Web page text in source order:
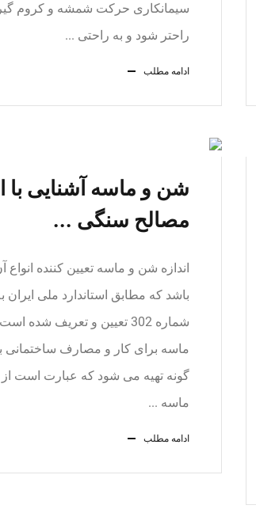
سیمانکاری حرکت شمشه و کروم
راحتر شود و به راحتی ...
ادامه مطلب
شن و ماسه آشنایی با
مصالح سنگی ...
اندازه شن و ماسه تعیین کننده انواع
باشد که مطابق استاندارد ملی ایران
شماره 302 تعیین و تعریف شده
ماسه برای کار و مصارف ساختمانی
گونه تهیه می شود که عبارت است
ماسه ...
ادامه مطلب